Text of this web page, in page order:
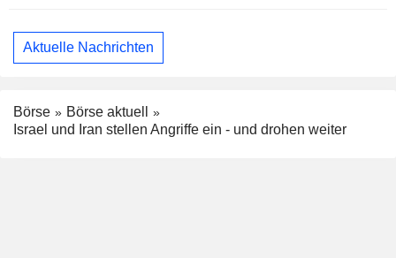
Aktuelle Nachrichten
Börse
Börse aktuell
Israel und Iran stellen Angriffe ein - und drohen weiter